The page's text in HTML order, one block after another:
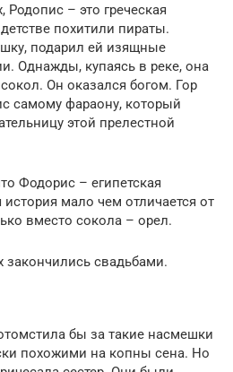
– это греческая
похитили пираты.
подарил ей изящные
Однажды, купаясь в реке, она
Он оказался богом. Гор
самому фараону, который
этой прелестной
Фодорис – египетская
история мало чем отличается от
вместо сокола – орел.
закончились свадьбами.
бы за такие насмешки
похожими на копны сена. Но